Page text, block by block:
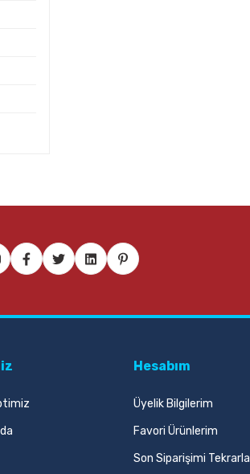
Hesabım
Üyelik Bilgilerim
Favori Ürünlerim
Son Siparişimi Tekrarla